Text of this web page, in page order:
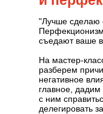
"Лучше сделаю
съедают ваше
На мастер-
разберем
негативное
главное, дадим
с ним
делегировать